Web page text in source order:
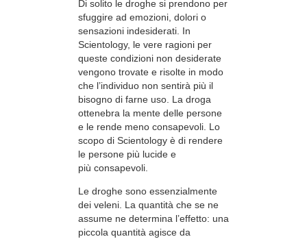
Di solito le droghe si prendono per
sfuggire ad emozioni, dolori o
sensazioni indesiderati. In
Scientology, le vere ragioni per
queste condizioni non desiderate
vengono trovate e risolte in modo
che l’individuo non sentirà più il
bisogno di farne uso. La droga
ottenebra la mente delle persone
e le rende meno consapevoli. Lo
scopo di Scientology è di rendere
le persone più lucide e
più consapevoli.
Le droghe sono essenzialmente
dei veleni. La quantità che se ne
assume ne determina l’effetto: una
piccola quantità agisce da